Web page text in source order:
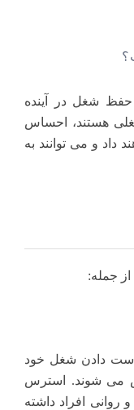
شغل در آینده
هستند، احساس
داد و می توانند به
جمله:
دست دادن شغل خود
می شوند. استرس
افراد داشته